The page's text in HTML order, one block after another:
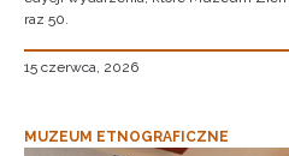
raz 50.
15 czerwca, 2026
MUZEUM ETNOGRAFICZNE